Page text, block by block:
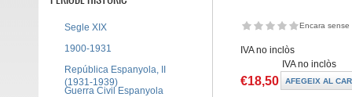
Encara sense
IVA no inclòs
IVA no inclòs
€18,50
Segle XIX
1900-1931
República Espanyola, II
(1931-1939)
Guerra Civil Espanyola